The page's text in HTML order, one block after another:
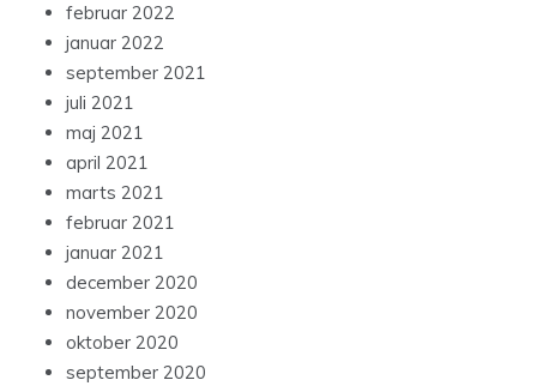
februar 2022
januar 2022
september 2021
juli 2021
maj 2021
april 2021
marts 2021
februar 2021
januar 2021
december 2020
november 2020
oktober 2020
september 2020